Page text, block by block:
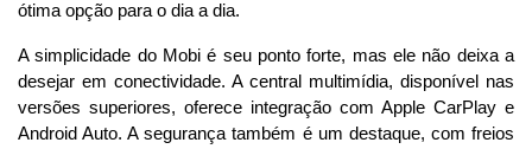
ótima opção para o dia a dia.
A simplicidade do Mobi é seu ponto forte, mas ele não deixa a
desejar em conectividade. A central multimídia, disponível nas
versões superiores, oferece integração com Apple CarPlay e
Android Auto. A segurança também é um destaque, com freios